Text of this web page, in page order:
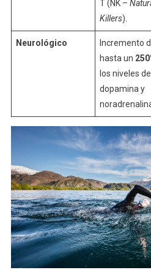
T (NK –
Killers).
Neurológico
Incremento
hasta un
los niveles de
dopamina y